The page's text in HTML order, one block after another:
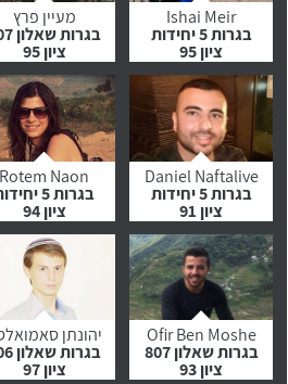
Ishai Meir
בגרות 5 יחידות
ציון 95
לחץ לצפייה
בהמלצה
מעיין פרץ
בגרות שאלון 807
ציון 95
לחץ לצפייה
בהמלצה
Daniel Naftalive
בגרות 5 יחידות
ציון 91
לחץ לצפייה
בהמלצה
Rotem Naon
בגרות 5 יחידות
ציון 94
לחץ לצפייה
בהמלצה
Ofir Ben Moshe
בגרות שאלון 807
ציון 93
יהונתן
בגרות שאלון 806
ציון 97